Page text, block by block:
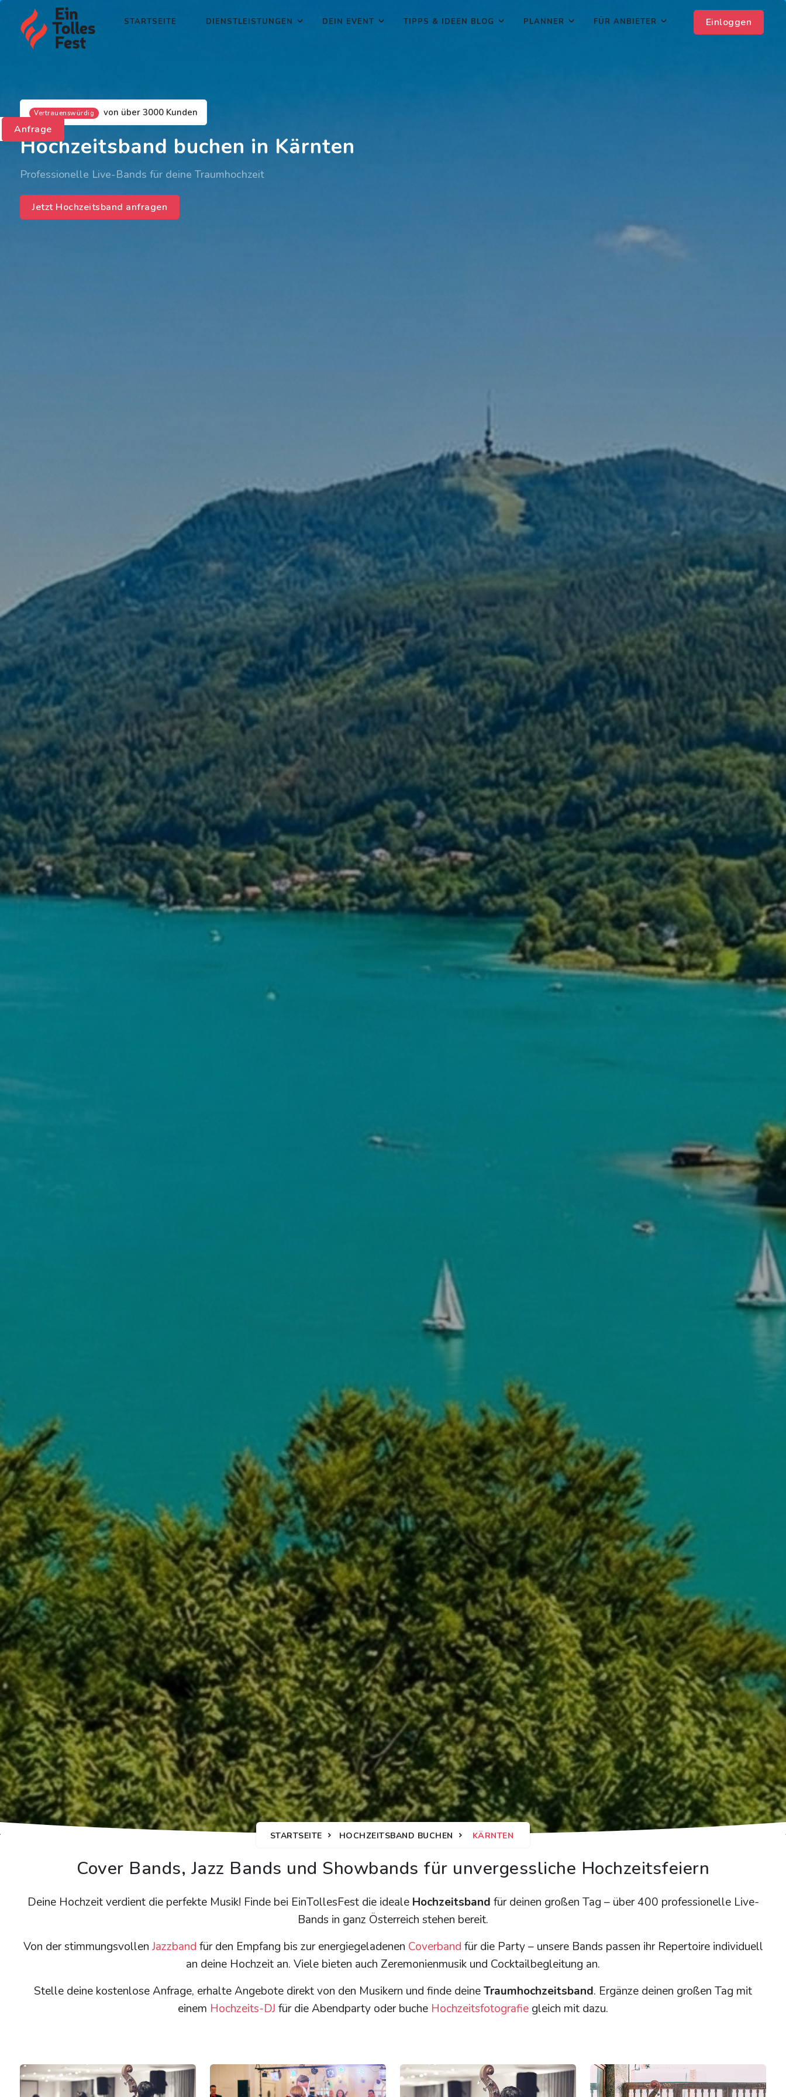
Einloggen
STARTSEITE DIENSTLEISTUNGEN DEIN EVENT TIPPS & IDEEN BLOG PLANNER FÜR ANBIETER
Vertrauenswürdig von über 3000 Kunden
Hochzeitsband buchen in Kärnten
Professionelle Live-Bands für deine Traumhochzeit
Jetzt Hochzeitsband anfragen
STARTSEITE HOCHZEITSBAND BUCHEN KÄRNTEN
Cover Bands, Jazz Bands und Showbands für unvergessliche Hochzeitsfeiern
Deine Hochzeit verdient die perfekte Musik! Finde bei EinTollesFest die ideale Hochzeitsband für deinen großen Tag – über 400 professionelle Live-
Bands in ganz Österreich stehen bereit.
Von der stimmungsvollen Jazzband für den Empfang bis zur energiegeladenen Coverband für die Party – unsere Bands passen ihr Repertoire individuell
an deine Hochzeit an. Viele bieten auch Zeremonienmusik und Cocktailbegleitung an.
Stelle deine kostenlose Anfrage, erhalte Angebote direkt von den Musikern und finde deineTraumhochzeitsband. Ergänze deinen großen Tag mit
einem Hochzeits-DJ für die Abendparty oder buche Hochzeitsfotografie gleich mit dazu.
Anfrage